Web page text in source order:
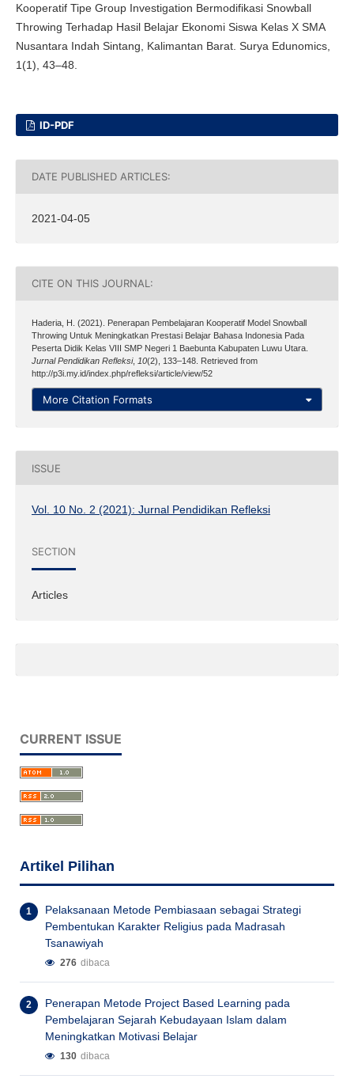
Kooperatif Tipe Group Investigation Bermodifikasi Snowball
Throwing Terhadap Hasil Belajar Ekonomi Siswa Kelas X SMA
Nusantara Indah Sintang, Kalimantan Barat. Surya Edunomics,
1(1), 43–48.
ID-PDF
DATE PUBLISHED ARTICLES:
2021-04-05
CITE ON THIS JOURNAL:
Haderia, H. (2021). Penerapan Pembelajaran Kooperatif Model Snowball
Throwing Untuk Meningkatkan Prestasi Belajar Bahasa Indonesia Pada
Peserta Didik Kelas VIII SMP Negeri 1 Baebunta Kabupaten Luwu Utara.
Jurnal Pendidikan Refleksi, 10(2), 133–148. Retrieved from
http://p3i.my.id/index.php/refleksi/article/view/52
More Citation Formats
ISSUE
Vol. 10 No. 2 (2021): Jurnal Pendidikan Refleksi
SECTION
Articles
CURRENT ISSUE
Artikel Pilihan
Pelaksanaan Metode Pembiasaan sebagai Strategi
Pembentukan Karakter Religius pada Madrasah
Tsanawiyah
276 dibaca
Penerapan Metode Project Based Learning pada
Pembelajaran Sejarah Kebudayaan Islam dalam
Meningkatkan Motivasi Belajar
130 dibaca